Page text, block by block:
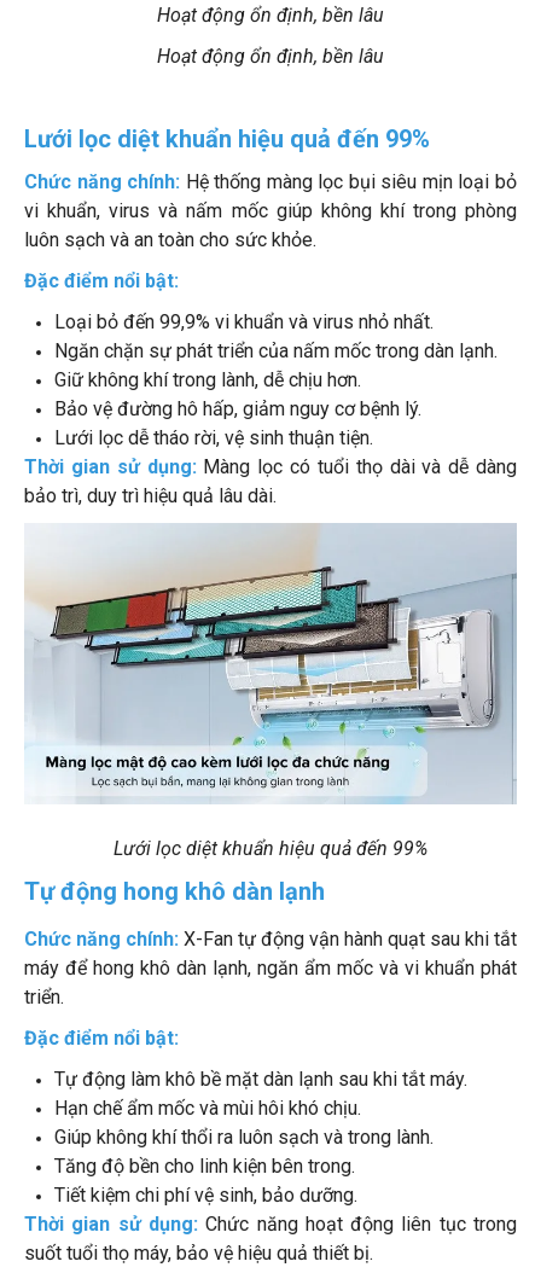
Hoạt động ổn định, bền lâu
Hoạt động ổn định, bền lâu
Lưới lọc diệt khuẩn hiệu quả đến 99%
Chức năng chính: Hệ thống màng lọc bụi siêu mịn loại bỏ
vi khuẩn, virus và nấm mốc giúp không khí trong phòng
luôn sạch và an toàn cho sức khỏe.
Đặc điểm nổi bật:
Loại bỏ đến 99,9% vi khuẩn và virus nhỏ nhất.
Ngăn chặn sự phát triển của nấm mốc trong dàn lạnh.
Giữ không khí trong lành, dễ chịu hơn.
Bảo vệ đường hô hấp, giảm nguy cơ bệnh lý.
Lưới lọc dễ tháo rời, vệ sinh thuận tiện.
Thời gian sử dụng: Màng lọc có tuổi thọ dài và dễ dàng
bảo trì, duy trì hiệu quả lâu dài.
Lưới lọc diệt khuẩn hiệu quả đến 99%
Tự động hong khô dàn lạnh
Chức năng chính: X-Fan tự động vận hành quạt sau khi tắt
máy để hong khô dàn lạnh, ngăn ẩm mốc và vi khuẩn phát
triển.
Đặc điểm nổi bật:
Tự động làm khô bề mặt dàn lạnh sau khi tắt máy.
Hạn chế ẩm mốc và mùi hôi khó chịu.
Giúp không khí thổi ra luôn sạch và trong lành.
Tăng độ bền cho linh kiện bên trong.
Tiết kiệm chi phí vệ sinh, bảo dưỡng.
Thời gian sử dụng:Chức năng hoạt động liên tục trong
suốt tuổi thọ máy, bảo vệ hiệu quả thiết bị.